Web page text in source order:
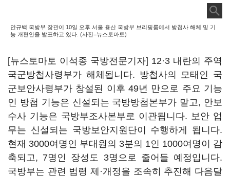
안규백 국방부 장관이 10일 오후 서울 용산 국방부 브리핑룸에서 방첩사 해체 및 기
능 개편안을 발표하고 있다. (사진=뉴스토마토)
[뉴스토마토 이석종 국방전문기자] 12·3 내란의 주역
국군방첩사령부가 해체됩니다. 방첩사의 모태인 국
군보안사령부가 창설된 이후 49년 만으로 주요 기능
인 방첩 기능은 신설되는 국방방첩본부가 맡고, 안보
수사 기능은 국방부조사본부로 이관됩니다. 보안 업
무는 신설되는 국방보안지원단이 수행하게 됩니다.
현재 3000여명인 부대원의 3분의 1인 1000여명이 감
축되고, 7명인 장성도 3명으로 줄어들 예정입니다.
국방부는 관련 법령 제·개정을 조속히 추진해 다음달